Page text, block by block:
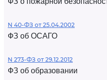
N 40-ФЗ от 25.04.2002
ФЗ об ОСАГО
N 273-ФЗ от 29.12.2012
ФЗ об образовании